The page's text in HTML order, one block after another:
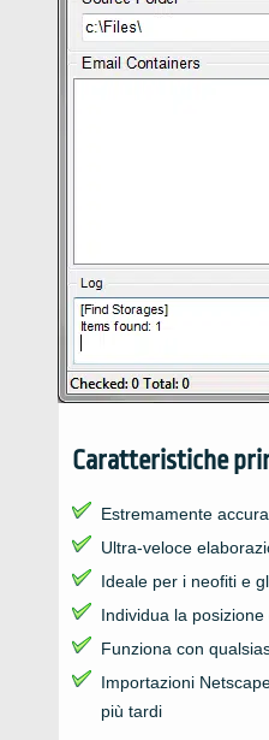
Caratteristiche
Estremamente
Ultra-veloce
Ideale per i neofiti e
Individua la posizione
Funziona con
Importazioni
più tardi